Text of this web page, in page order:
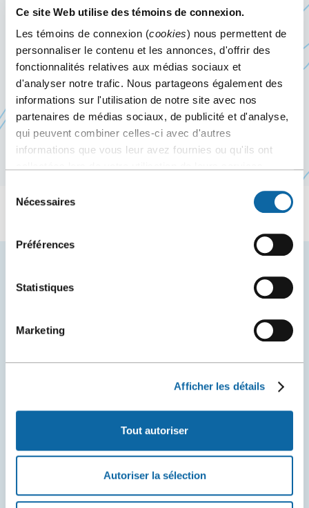
Ce site Web utilise des témoins de connexion.
Les témoins de connexion (cookies) nous permettent de
personnaliser le contenu et les annonces, d'offrir des
fonctionnalités relatives aux médias sociaux et
d'analyser notre trafic. Nous partageons également des
informations sur l'utilisation de notre site avec nos
partenaires de médias sociaux, de publicité et d'analyse,
qui peuvent combiner celles-ci avec d'autres
informations que vous leur avez fournies ou qu'ils ont
Nécessaires
Préférences
Statistiques
Marketing
Afficher les détails
Tout autoriser
Autoriser la sélection
fenêtre
dans
une
nouvelle
fenêtre
d’excellence en recherche du Canada sur la
neurophotoniqueCe
lien
s'ouvrira
dans
une
nouvelle
Ce forum réunira des scientifiques dans les
domaines de l’imagerie avancée, des écrans 3D et
de la biophotonique en provenance de l’Europe,
des États-Unis, du Japon et de la Corée.
VOUS AIMEREZ AUSSI